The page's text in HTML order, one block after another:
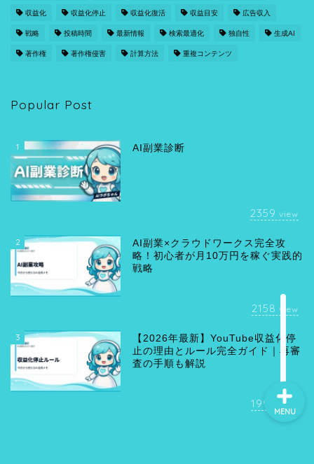
収益化 収益化停止 収益化復活 収益目安 広告収入
戦略 投稿時間 最新情報 検索最適化 独自性 生成AI
著作権 著作権侵害 計算方法 重複コンテンツ
Popular Post
1 AI副業診断
2359 view
2
AI副業×クラウドワークス完全攻
略！初心者が月10万円を稼ぐ実践的
戦略
2158 view
3
【2026年最新】YouTube収益化停
止の理由とルール完全ガイド｜再審
査の手順も解説
1995 view
MENU